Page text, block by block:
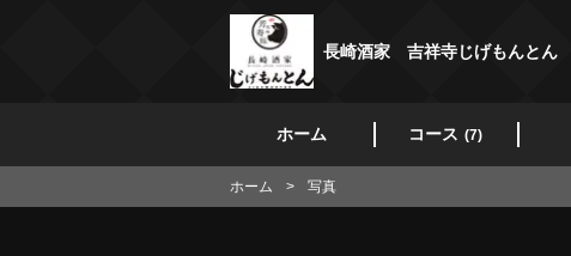
長崎酒家 吉祥寺じげもんとん
ホーム コース (7)
ホーム 写真